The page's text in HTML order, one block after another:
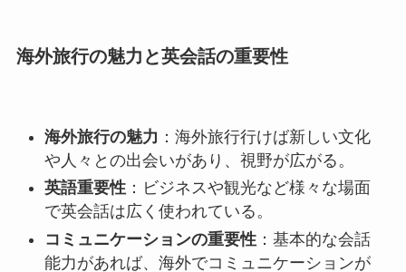
海外旅行の魅力と英会話の重要性
海外旅行の魅力 ：海外旅行行けば新しい文化
や人々との出会いがあり、視野が広がる。
英語重要性 ：ビジネスや観光など様々な場面
で英会話は広く使われている。
コミュニケーションの重要性 ：基本的な会話
能力があれば、海外でコミュニケーションが